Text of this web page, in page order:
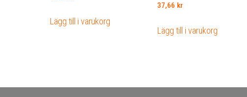
Lägg till i varukorg
37,66 kr
Lägg till i varukorg